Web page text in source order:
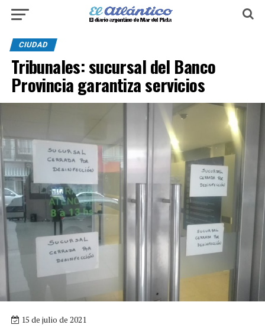
CIUDAD
Tribunales: sucursal del Banco
Provincia garantiza servicios
15 de julio de 2021